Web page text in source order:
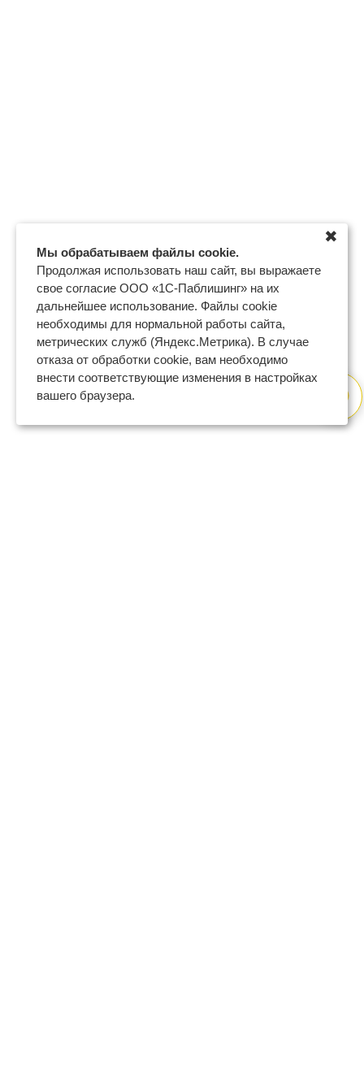
Мы обрабатываем файлы cookie.
Продолжая использовать наш сайт, вы выражаете
свое согласие ООО «1С-Паблишинг» на их
дальнейшее использование. Файлы cookie
необходимы для нормальной работы сайта,
метрических служб (Яндекс.Метрика). В случае
отказа от обработки cookie, вам необходимо
внести соответствующие изменения в настройках
вашего браузера.
✖